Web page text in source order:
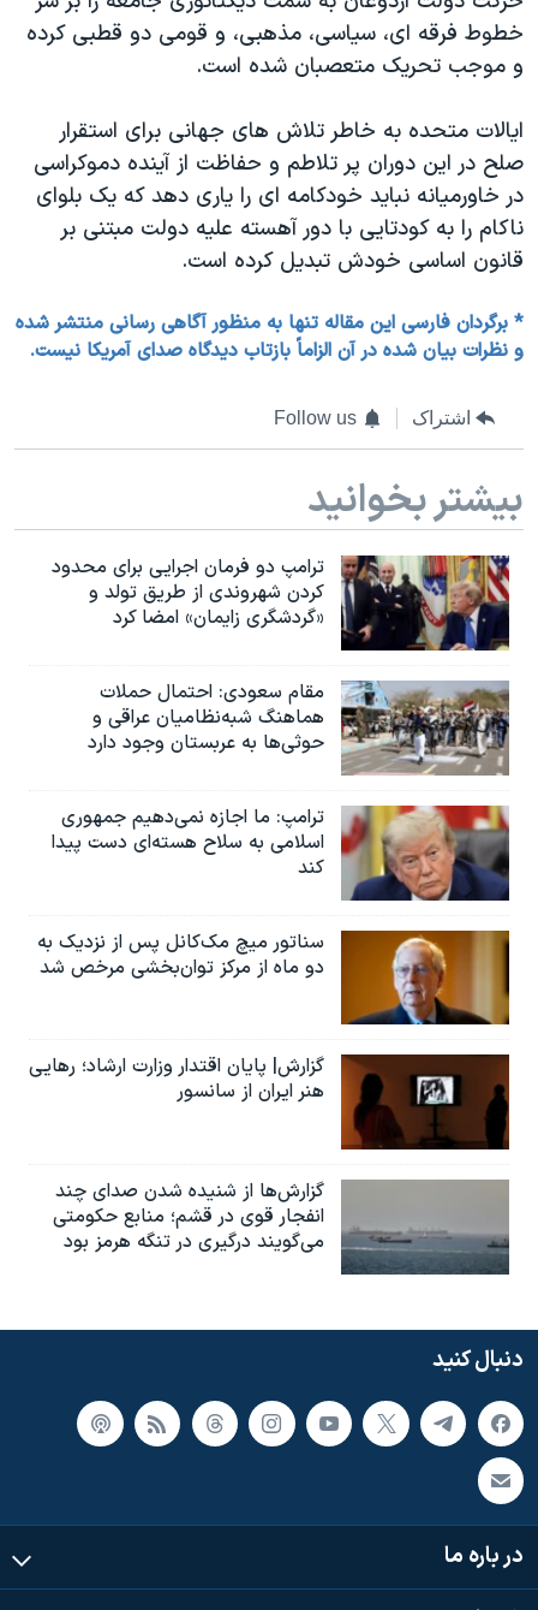
خطوط فرقه ای، سیاسی، مذهبی، و قومی دو قطبی کرده
و موجب تحریک متعصبان شده است.
ایالات متحده به خاطر تلاش های جهانی برای استقرار
صلح در این دوران پر تلاطم و حفاظت از آینده دموکراسی
در خاورمیانه نباید خودکامه ای را یاری دهد که یک بلوای
ناکام را به کودتایی با دور آهسته علیه دولت مبتنی بر
قانون اساسی خودش تبدیل کرده است.
* برگردان فارسی این مقاله تنها به منظور آگاهی رسانی منتشر شده
و نظرات بیان شده در آن الزاماً بازتاب دیدگاه صدای آمریکا نیست.
اشتراک Follow us
بیشتر بخوانید
ترامپ دو فرمان اجرایی برای محدود
کردن شهروندی از طریق تولد و
«گردشگری زایمان» امضا کرد
مقام سعودی: احتمال حملات
هماهنگ شبه‌نظامیان عراقی و
حوثی‌ها به عربستان وجود دارد
ترامپ: ما اجازه نمی‌دهیم جمهوری
اسلامی به سلاح هسته‌ای دست پیدا
کند
سناتور میچ مک‌کانل پس از نزدیک به
دو ماه از مرکز توان‌بخشی مرخص شد
گزارش| پایان اقتدار وزارت ارشاد؛ رهایی
هنر ایران از سانسور
گزارش‌ها از شنیده شدن صدای چند
انفجار قوی در قشم؛ منابع حکومتی
می‌گویند درگیری در تنگه هرمز بود
دنبال کنید
در باره ما